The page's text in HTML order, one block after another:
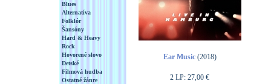
Blues
Alternatíva
Folklór
Šansóny
Hard & Heavy
Rock
Hovorené slovo
Detské
Filmová hudba
Ostatné žánre
Ear Music(2018)
2 LP: 27,00 €